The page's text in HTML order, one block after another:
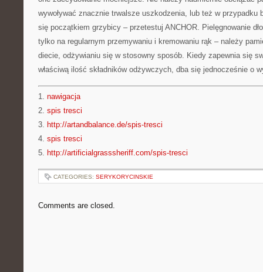
wywoływać znacznie trwalsze uszkodzenia, lub też w przypadku
się początkiem grzybicy – przetestuj ANCHOR. Pielęgnowanie
tylko na regularnym przemywaniu i kremowaniu rąk – należy
diecie, odżywianiu się w stosowny sposób. Kiedy zapewnia się
właściwą ilość składników odżywczych, dba się jednocześnie o
1. nawigacja
2. spis tresci
3. http://artandbalance.de/spis-tresci
4. spis tresci
5. http://artificialgrasssheriff.com/spis-tresci
CATEGORIES: SERYKORYCINSKIE
Comments are closed.